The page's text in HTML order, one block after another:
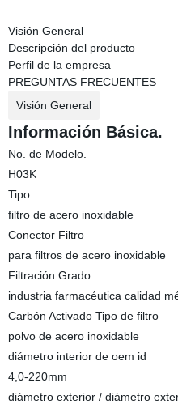
Visión General
Descripción del producto
Perfil de la empresa
PREGUNTAS FRECUENTES
Visión General
Información Básica.
No. de Modelo.
H03K
Tipo
filtro de acero inoxidable
Conector Filtro
para filtros de acero inoxidable
Filtración Grado
industria farmacéutica calidad
Carbón Activado Tipo de filtro
polvo de acero inoxidable
diámetro interior de oem id
4,0-220mm
diámetro exterior / diámetro